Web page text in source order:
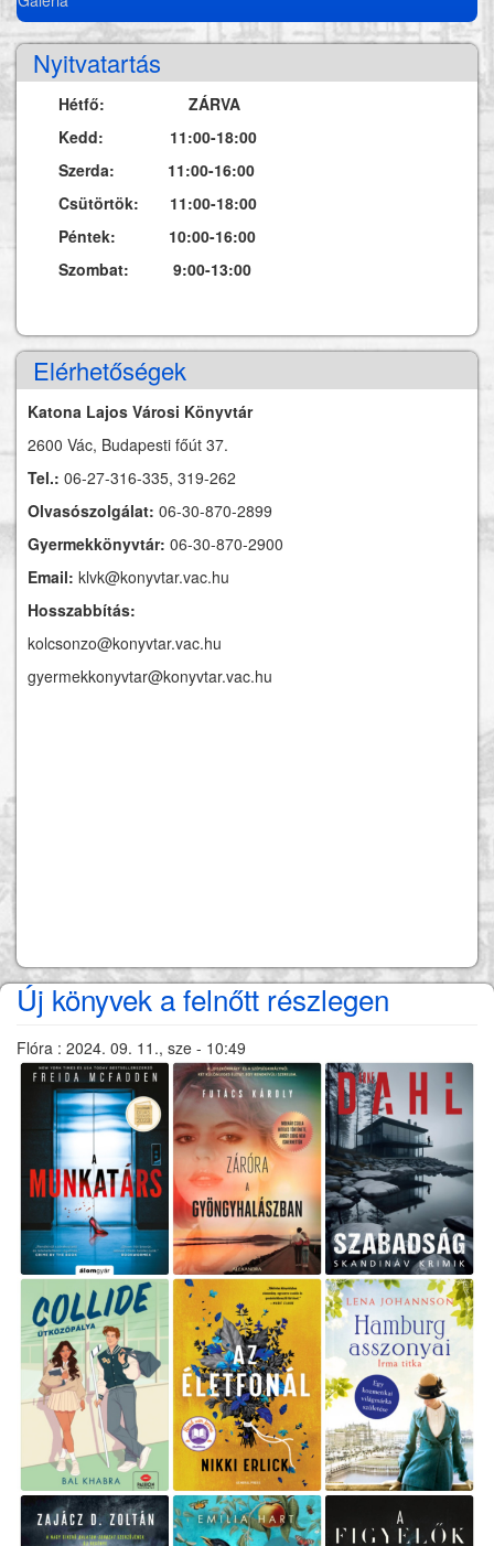
Nyitvatartás
Hétfő: ZÁRVA
Kedd: 11:00-18:00
Szerda: 11:00-16:00
Csütörtök: 11:00-18:00
Péntek: 10:00-16:00
Szombat: 9:00-13:00
Elérhetőségek
Katona Lajos Városi Könyvtár
2600 Vác, Budapesti főút 37.
Tel.: 06-27-316-335, 319-262
Olvasószolgálat: 06-30-870-2899
Gyermekkönyvtár: 06-30-870-2900
Email: klvk@konyvtar.vac.hu
Hosszabbítás:
kolcsonzo@konyvtar.vac.hu
gyermekkonyvtar@konyvtar.vac.hu
Új könyvek a felnőtt részlegen
Flóra : 2024. 09. 11., sze - 10:49